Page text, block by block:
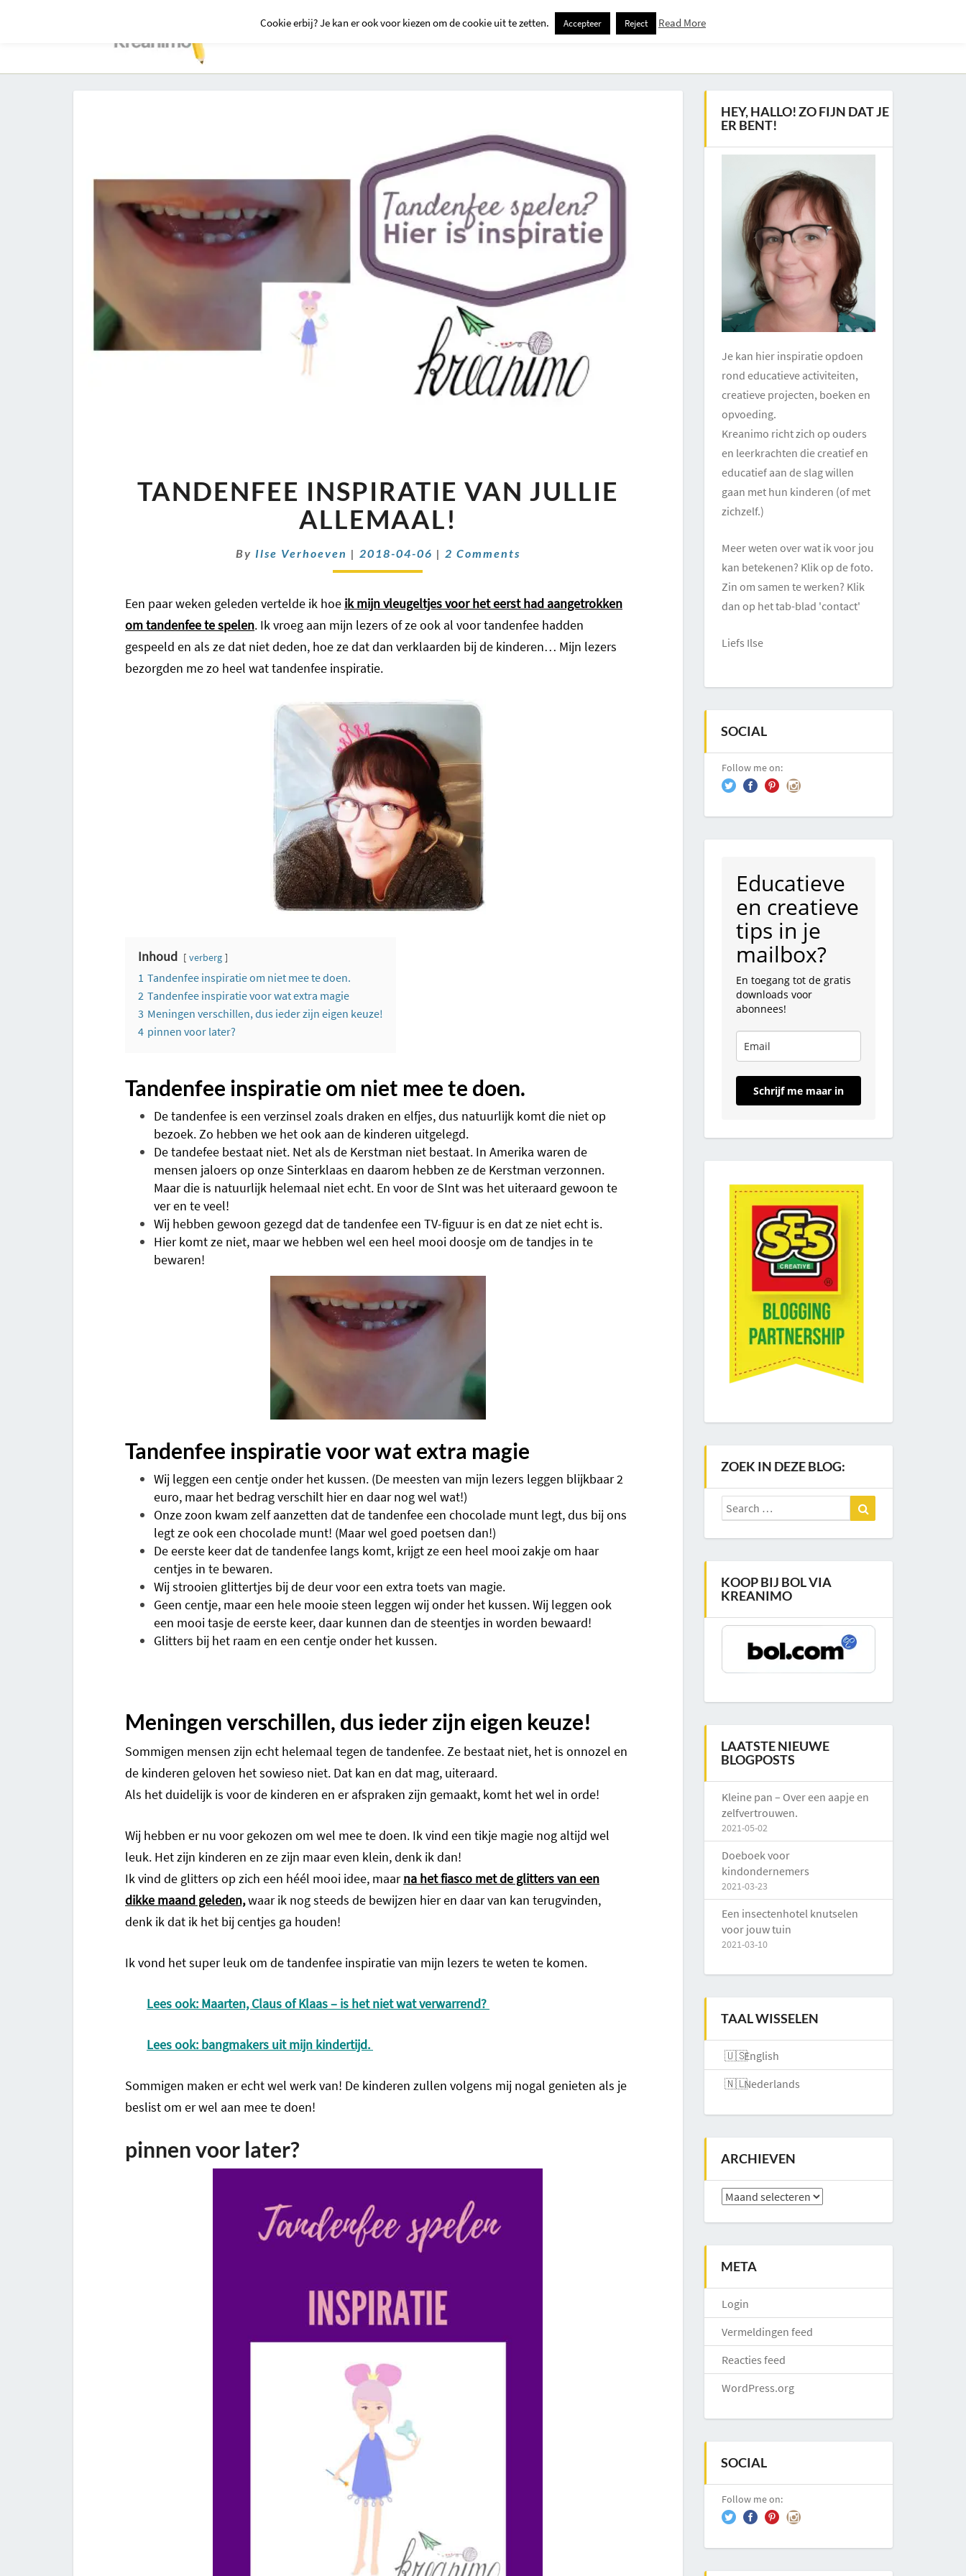
Contact Kids Creatief Erop Uit Huis En Tuin Downloadspagina – Voor Nieuwsbrief Abonnees
INSPIRATIE
VAN
JULLIE
TANDENFEE INSPIRATIE VAN JULLIE
ALLEMAAL!
By Ilse Verhoeven | 2018-04-06 | Comments
2 Comments
Een paar weken geleden vertelde ik hoe ik mijn vleugeltjes voor het eerst had aangetrokken
om tandenfee te spelen. Ik vroeg aan mijn lezers of ze ook al voor tandenfee hadden
gespeeld en als ze dat niet deden, hoe ze dat dan verklaarden bij de kinderen… Mijn lezers
bezorgden me zo heel wat tandenfee inspiratie.
Inhoud verberg
1 Tandenfee inspiratie om niet mee te doen.
2 Tandenfee inspiratie voor wat extra magie
3 Meningen verschillen, dus ieder zijn eigen keuze!
4 pinnen voor later?
Tandenfee inspiratie om niet mee te doen.
De tandenfee is een verzinsel zoals draken en elfjes, dus natuurlijk komt die niet op
bezoek. Zo hebben we het ook aan de kinderen uitgelegd.
De tandefee bestaat niet. Net als de Kerstman niet bestaat. In Amerika waren de
mensen jaloers op onze Sinterklaas en daarom hebben ze de Kerstman verzonnen.
Maar die is natuurlijk helemaal niet echt. En voor de SInt was het uiteraard gewoon te
ver en te veel!
Wij hebben gewoon gezegd dat de tandenfee een TV-figuur is en dat ze niet echt is.
Hier komt ze niet, maar we hebben wel een heel mooi doosje om de tandjes in te
bewaren!
Tandenfee inspiratie voor wat extra magie
Wij leggen een centje onder het kussen. (De meesten van mijn lezers leggen blijkbaar 2
euro, maar het bedrag verschilt hier en daar nog wel wat!)
Onze zoon kwam zelf aanzetten dat de tandenfee een chocolade munt legt, dus bij ons
legt ze ook een chocolade munt! (Maar wel goed poetsen dan!)
De eerste keer dat de tandenfee langs komt, krijgt ze een heel mooi zakje om haar
centjes in te bewaren.
Wij strooien glittertjes bij de deur voor een extra toets van magie.
Geen centje, maar een hele mooie steen leggen wij onder het kussen. Wij leggen ook
een mooi tasje de eerste keer, daar kunnen dan de steentjes in worden bewaard!
Glitters bij het raam en een centje onder het kussen.
Meningen verschillen, dus ieder zijn eigen keuze!
Sommigen mensen zijn echt helemaal tegen de tandenfee. Ze bestaat niet, het is onnozel en
de kinderen geloven het sowieso niet. Dat kan en dat mag, uiteraard.
Als het duidelijk is voor de kinderen en er afspraken zijn gemaakt, komt het wel in orde!
Wij hebben er nu voor gekozen om wel mee te doen. Ik vind een tikje magie nog altijd wel
leuk. Het zijn kinderen en ze zijn maar even klein, denk ik dan!
Ik vind de glitters op zich een héél mooi idee, maarna het fiasco met de glitters van een
dikke maand geleden,waar ik nog steeds de bewijzen hier en daar van kan terugvinden,
denk ik dat ik het bij centjes ga houden!
Ik vond het super leuk om de tandenfee inspiratie van mijn lezers te weten te komen.
Lees ook: Maarten, Claus of Klaas – is het niet wat verwarrend?
Lees ook: bangmakers uit mijn kindertijd.
Sommigen maken er echt wel werk van! De kinderen zullen volgens mij nogal genieten als je
beslist om er wel aan mee te doen!
pinnen voor later?
HEY, HALLO! ZO FIJN DAT JE
ER BENT!
Je kan hier inspiratie opdoen
rond educatieve activiteiten,
creatieve projecten, boeken en
opvoeding.
Kreanimo richt zich op ouders
en leerkrachten die creatief en
educatief aan de slag willen
gaan met hun kinderen (of met
zichzelf.)
Meer weten over wat ik voor jou
kan betekenen? Klik op de foto.
Zin om samen te werken? Klik
dan op het tab-blad 'contact'
Liefs Ilse
SOCIAL
Follow me on:
Educatieve
en creatieve
tips in je
mailbox?
En toegang tot de gratis
downloads voor
abonnees!
Schrijf me maar in
ZOEK IN DEZE BLOG:
Search
for:
KOOP BIJ BOL VIA
KREANIMO
LAATSTE NIEUWE
BLOGPOSTS
Kleine pan – Over een aapje en
zelfvertrouwen.
2021-05-02
Doeboek voor
kindondernemers
2021-03-23
Een insectenhotel knutselen
voor jouw tuin
2021-03-10
TAAL WISSELEN
English
Nederlands
ARCHIEVEN
Archieven
META
Login
Vermeldingen feed
Reacties feed
WordPress.org
SOCIAL
Follow me on:
Cookie erbij? Je kan er ook voor kiezen om de cookie uit te zetten. Accepteer Reject Read More